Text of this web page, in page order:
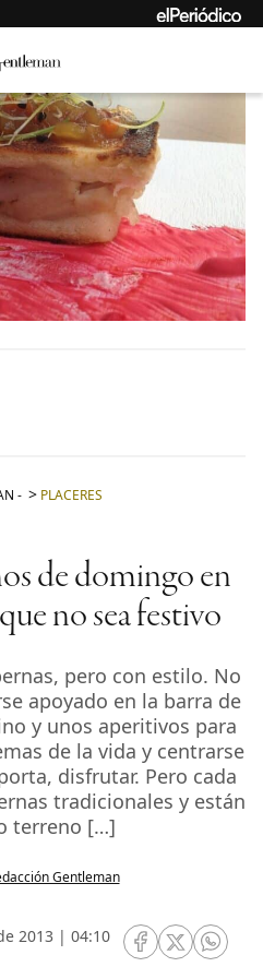
- PLACERES
de domingo en
no sea festivo
pero con estilo. No
apoyado en la barra de
y unos aperitivos para
de la vida y centrarse
disfrutar. Pero cada
tradicionales y están
terreno […]
Gentleman
2013 | 04:10
RRSS Facebook
RRSSRRSS